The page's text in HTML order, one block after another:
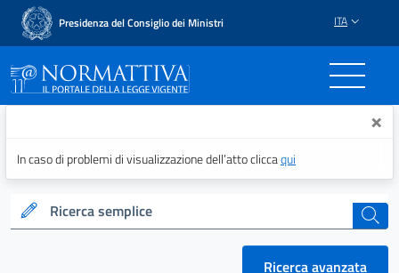
Presidenza del Consiglio dei Ministri ITA
Normattiva - Il portale ×
In caso di problemi di visualizzazione dell’atto cliccaqui
Ricerca semplice cerca
Ricerca avanzata